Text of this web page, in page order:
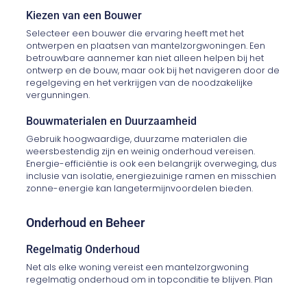
Kiezen van een Bouwer
Selecteer een bouwer die ervaring heeft met het
ontwerpen en plaatsen van mantelzorgwoningen. Een
betrouwbare aannemer kan niet alleen helpen bij het
ontwerp en de bouw, maar ook bij het navigeren door de
regelgeving en het verkrijgen van de noodzakelijke
vergunningen.
Bouwmaterialen en Duurzaamheid
Gebruik hoogwaardige, duurzame materialen die
weersbestendig zijn en weinig onderhoud vereisen.
Energie-efficiëntie is ook een belangrijk overweging, dus
inclusie van isolatie, energiezuinige ramen en misschien
zonne-energie kan langetermijnvoordelen bieden.
Onderhoud en Beheer
Regelmatig Onderhoud
Net als elke woning vereist een mantelzorgwoning
regelmatig onderhoud om in topconditie te blijven. Plan